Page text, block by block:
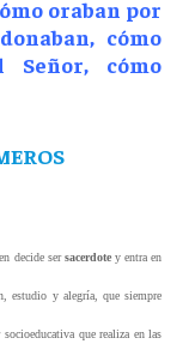
oraban por
cómo
Señor, cómo
decide sersacerdotey entra en
estudio y alegría, que siempre
que realiza en las